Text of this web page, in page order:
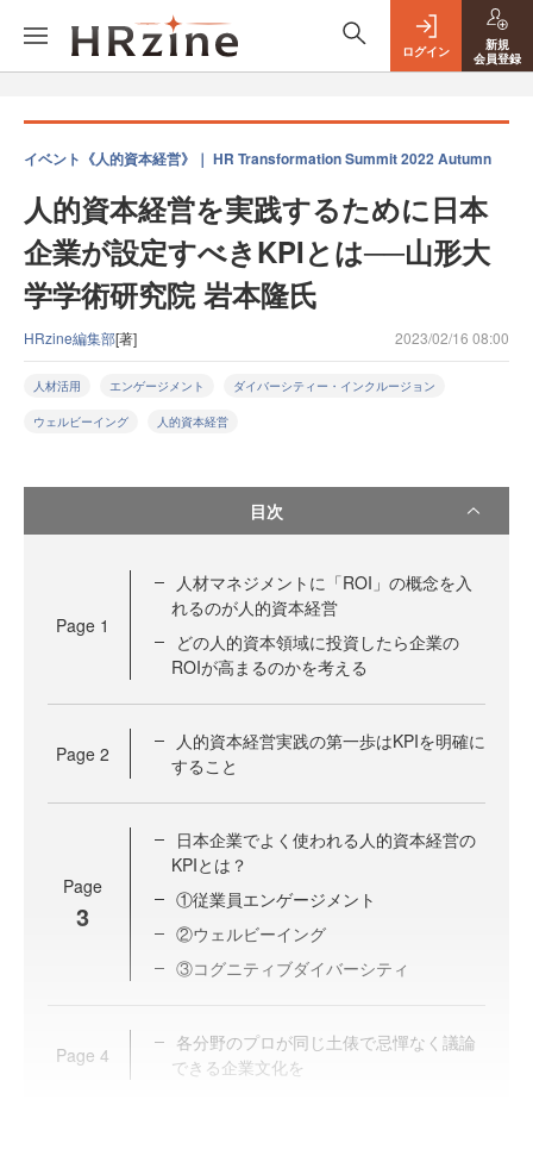
ログイン
新規
会員登録
イベント《人的資本経営》｜ HR Transformation Summit 2022 Autumn
人的資本経営を実践するために日本
企業が設定すべきKPIとは──山形大
学学術研究院 岩本隆氏
HRzine編集部[著] 2023/02/16 08:00
人材活用 エンゲージメント ダイバーシティー・インクルージョン
ウェルビーイング 人的資本経営
目次
Page 1
人材マネジメントに「ROI」の概念を入
れるのが人的資本経営
どの人的資本領域に投資したら企業の
ROIが高まるのかを考える
Page 2
人的資本経営実践の第一歩はKPIを明確に
すること
Page
3
日本企業でよく使われる人的資本経営の
KPIとは？
①従業員エンゲージメント
②ウェルビーイング
③コグニティブダイバーシティ
Page 4
各分野のプロが同じ土俵で忌憚なく議論
できる企業文化を